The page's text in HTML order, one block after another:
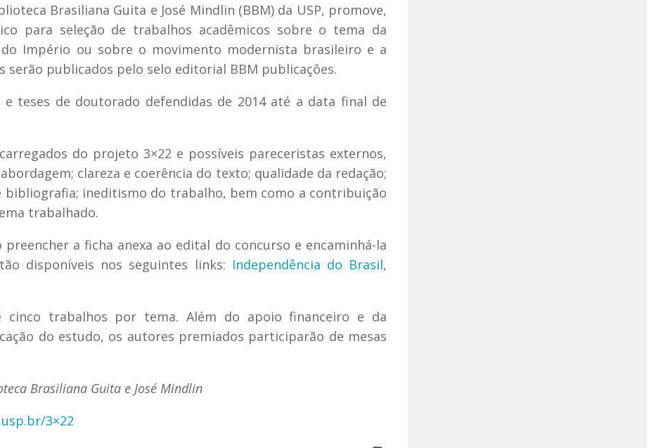
Brasiliana Guita e José Mindlin (BBM) da USP, promove,
para seleção de trabalhos acadêmicos sobre o tema da
Império ou sobre o movimento modernista brasileiro e a
serão publicados pelo selo editorial BBM publicações.
teses de doutorado defendidas de 2014 até a data final de
do projeto 3×22 e possíveis pareceristas externos,
clareza e coerência do texto; qualidade da redação;
ineditismo do trabalho, bem como a contribuição
trabalhado.
a ficha anexa ao edital do concurso e encaminhá-la
disponíveis nos seguintes links: Independência do Brasil,
cinco trabalhos por tema. Além do apoio financeiro e da
do estudo, os autores premiados participarão de mesas
Brasiliana Guita e José Mindlin
3×22